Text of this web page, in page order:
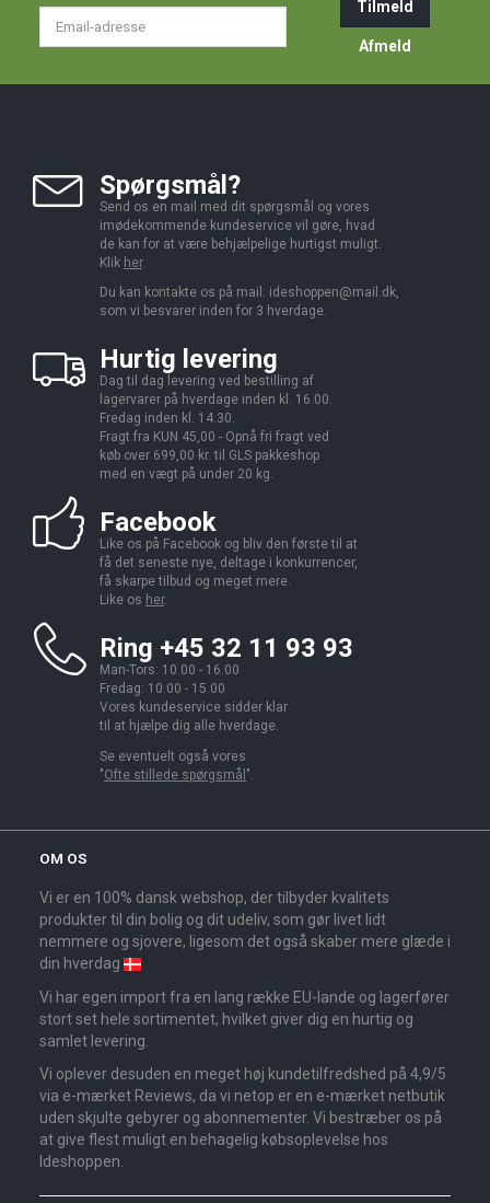
Tilmeld
Afmeld
Spørgsmål?
Send os en mail med dit spørgsmål og vores
imødekommende kundeservice vil gøre, hvad
de kan for at være behjælpelige hurtigst muligt.
Klik her.
Du kan kontakte os på mail: ideshoppen@mail.dk,
som vi besvarer inden for 3 hverdage.
Hurtig levering
Dag til dag levering ved bestilling af
lagervarer på hverdage inden kl. 16.00.
Fredag inden kl. 14.30.
Fragt fra KUN 45,00 - Opnå fri fragt ved
køb over 699,00 kr. til GLS pakkeshop
med en vægt på under 20 kg.
Facebook
Like os på Facebook og bliv den første til at
få det seneste nye, deltage i konkurrencer,
få skarpe tilbud og meget mere.
Like os her.
Ring +45 32 11 93 93
Man-Tors: 10.00 - 16.00
Fredag: 10.00 - 15.00
Vores kundeservice sidder klar
til at hjælpe dig alle hverdage.
Se eventuelt også vores
"Ofte stillede spørgsmål ".
OM OS
Vi er en 100% dansk webshop, der tilbyder kvalitets
produkter til din bolig og dit udeliv, som gør livet lidt
nemmere og sjovere, ligesom det også skaber mere glæde i
din hverdag
Vi har egen import fra en lang række EU-lande og lagerfører
stort set hele sortimentet, hvilket giver dig en hurtig og
samlet levering.
Vi oplever desuden en meget høj kundetilfredshed på 4,9/5
via e-mærket Reviews, da vi netop er en e-mærket netbutik
uden skjulte gebyrer og abonnementer. Vi bestræber os på
at give flest muligt en behagelig købsoplevelse hos
Ideshoppen.